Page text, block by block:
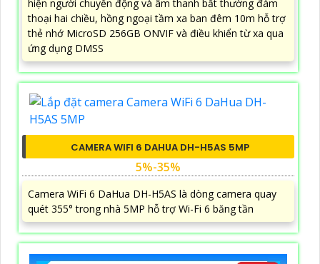
hiện người chuyển động và âm thanh bất thường đàm
thoại hai chiều, hồng ngoại tầm xa ban đêm 10m hỗ trợ
thẻ nhớ MicroSD 256GB ONVIF và điều khiển từ xa qua
ứng dụng DMSS
CAMERA WIFI 6 DAHUA DH-H5AS 5MP
5%-35%
Camera WiFi 6 DaHua DH-H5AS là dòng camera quay
quét 355° trong nhà 5MP hỗ trợ Wi-Fi 6 băng tần